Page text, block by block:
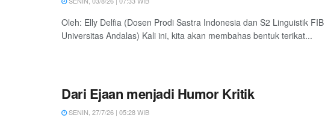
Oleh: Elly Delfia (Dosen Prodi Sastra Indonesia dan S2 Linguistik FIB
Universitas Andalas) Kali ini, kita akan membahas bentuk terikat...
Dari Ejaan menjadi Humor Kritik
SENIN, 27/7/26 | 05:28 WIB